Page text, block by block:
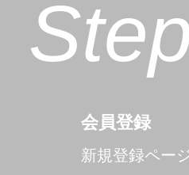
​会員登録
新規登録ペー